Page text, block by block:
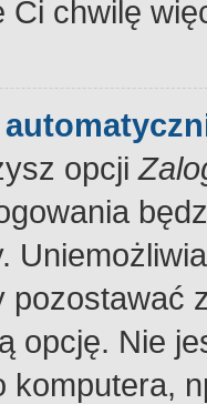
Ci chwilę
opcji
pozostawać
opcję. Nie
komputera,